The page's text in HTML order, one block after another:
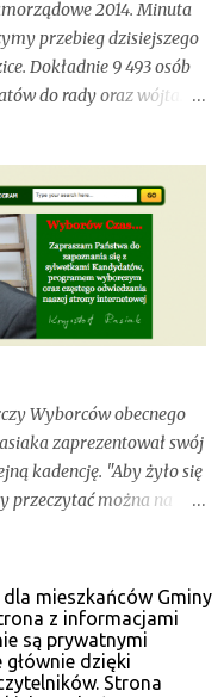
2014. Minuta
przebieg dzisiejszego
Dokładnie 9 493 osób
do rady oraz wójta.
nie brakowało.
kalendarium.
a kolejne newsy
stałym kontakcie.
Wyborców obecnego
zaprezentował swój
kadencję. "Aby żyło się
przeczytać można na
członkiem zarządu
kandydatów na
znanych postaci, ale
które udało nam
mieszkańców Gminy
z informacjami
są prywatnymi
dzięki
Strona